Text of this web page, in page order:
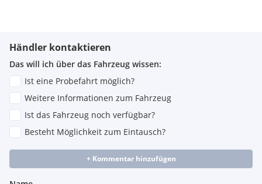
Händler kontaktieren
Das will ich über das Fahrzeug wissen:
Ist eine Probefahrt möglich?
Weitere Informationen zum Fahrzeug
Ist das Fahrzeug noch verfügbar?
Besteht Möglichkeit zum Eintausch?
+ Kommentar hinzufügen